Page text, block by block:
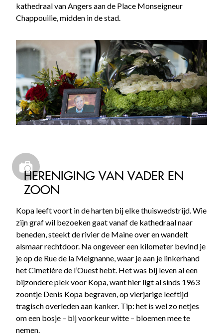
kathedraal van Angers aan de Place Monseigneur
Chappouilie, midden in de stad.
HERENIGING VAN VADER EN
ZOON
Kopa leeft voort in de harten bij elke thuiswedstrijd. Wie
zijn graf wil bezoeken gaat vanaf de kathedraal naar
beneden, steekt de rivier de Maine over en wandelt
alsmaar rechtdoor. Na ongeveer een kilometer bevind je
je op de Rue de la Meignanne, waar je aan je linkerhand
het Cimetière de l’Ouest hebt. Het was bij leven al een
bijzondere plek voor Kopa, want hier ligt al sinds 1963
zoontje Denis Kopa begraven, op vierjarige leeftijd
tragisch overleden aan kanker. Tip: het is wel zo netjes
om een bosje – bij voorkeur witte – bloemen mee te
nemen.